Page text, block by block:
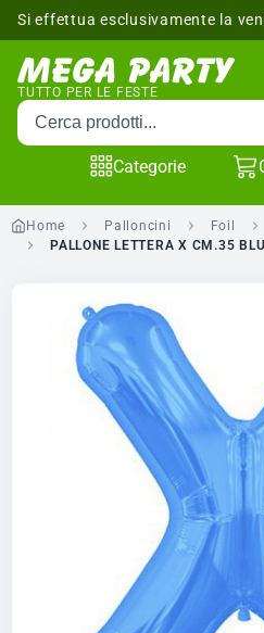
Si effettua esclusivamente la
TUTTO PER LE FESTE
Cerca prodotti
Categorie
Home Palloncini Foil
PALLONE LETTERA X CM.35